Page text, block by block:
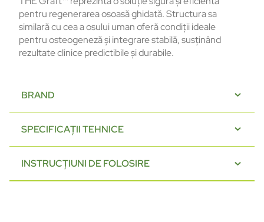
pentru regenerarea osoasă ghidată. Structura sa
similară cu cea a osului uman oferă condiții ideale
pentru osteogeneză și integrare stabilă, susținând
rezultate clinice predictibile și durabile.
BRAND
SPECIFICAȚII TEHNICE
INSTRUCȚIUNI DE FOLOSIRE